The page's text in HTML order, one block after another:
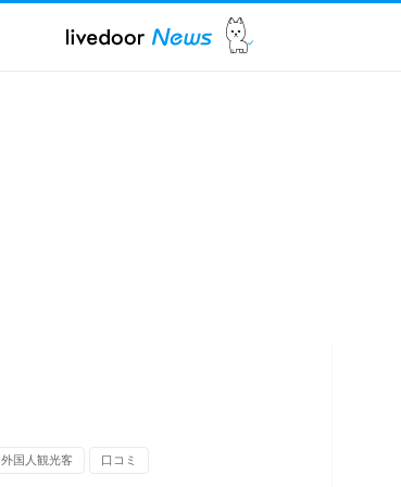
外国人観光客 口コミ